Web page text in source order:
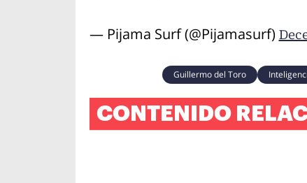
— Pijama Surf (@Pijamasurf)
Guillermo del Toro
CONTENIDO